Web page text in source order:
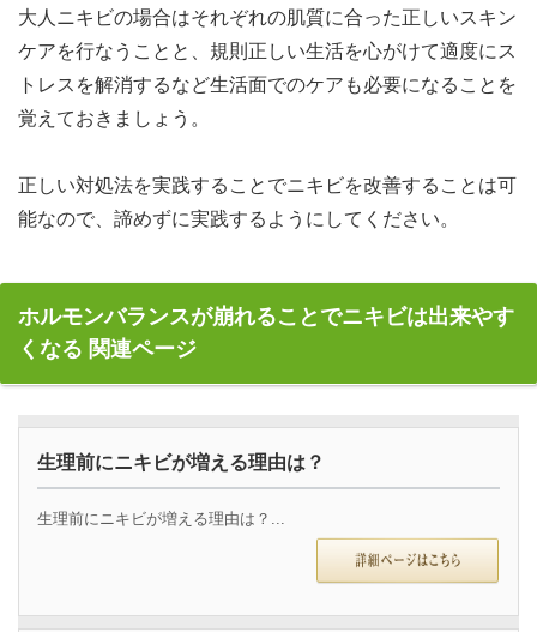
大人ニキビの場合はそれぞれの肌質に合った正しいスキン
ケアを行なうことと、規則正しい生活を心がけて適度にス
トレスを解消するなど生活面でのケアも必要になることを
覚えておきましょう。
正しい対処法を実践することでニキビを改善することは可
能なので、諦めずに実践するようにしてください。
ホルモンバランスが崩れることでニキビは出来やす
くなる 関連ページ
生理前にニキビが増える理由は？
生理前にニキビが増える理由は？...